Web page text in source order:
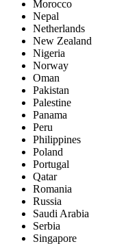
Morocco
Nepal
Netherlands
New Zealand
Nigeria
Norway
Oman
Pakistan
Palestine
Panama
Peru
Philippines
Poland
Portugal
Qatar
Romania
Russia
Saudi Arabia
Serbia
Singapore